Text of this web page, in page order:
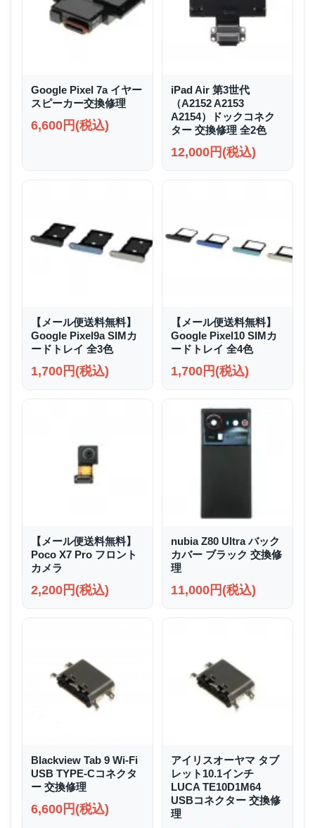
Google Pixel 7a イヤー
スピーカー交換修理
6,600円(税込)
iPad Air 第3世代
（A2152 A2153
A2154）ドックコネク
ター 交換修理 全2色
12,000円(税込)
【メール便送料無料】
Google Pixel9a SIMカ
ードトレイ 全3色
1,700円(税込)
【メール便送料無料】
Google Pixel10 SIMカ
ードトレイ 全4色
1,700円(税込)
【メール便送料無料】
Poco X7 Pro フロント
カメラ
2,200円(税込)
nubia Z80 Ultra バック
カバー ブラック 交換修
理
11,000円(税込)
Blackview Tab 9 Wi-Fi
USB TYPE-Cコネクタ
ー 交換修理
6,600円(税込)
アイリスオーヤマ タブ
レット10.1インチ
LUCA TE10D1M64
USBコネクター 交換修
理